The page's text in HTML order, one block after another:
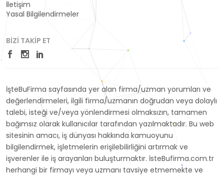
İletişim
Yasal Bilgilendirmeler
BIZI TAKIP ET
İşteBuFirma sayfasında yer alan firma/uzman yorumları ve
değerlendirmeleri, ilgili firma/uzmanın doğrudan veya dolaylı
talebi, isteği ve/veya yönlendirmesi olmaksızın, tamamen
bağımsız olarak kullanıcılar tarafından yazılmaktadır. Bu web
sitesinin amacı, iş dünyası hakkında kamuoyunu
bilgilendirmek, işletmelerin erişilebilirliğini artırmak ve
işverenler ile iş arayanları buluşturmaktır. İsteBufirma.com.tr
herhangi bir firmayı veya uzmanı tavsiye etmemekte ve